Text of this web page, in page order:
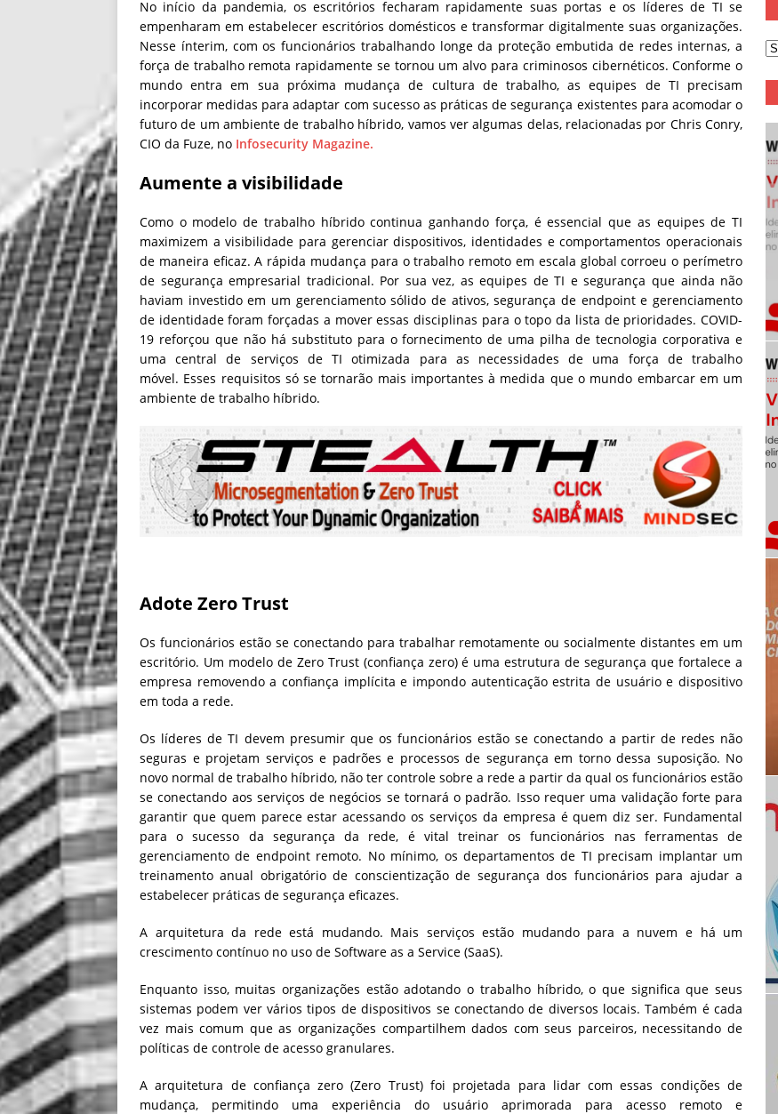
No início da pandemia, os escritórios fecharam rapidamente suas portas e os líderes de TI se
empenharam em estabelecer escritórios domésticos e transformar digitalmente suas organizações.
Nesse ínterim, com os funcionários trabalhando longe da proteção embutida de redes internas, a
força de trabalho remota rapidamente se tornou um alvo para criminosos cibernéticos. Conforme o
mundo entra em sua próxima mudança de cultura de trabalho, as equipes de TI precisam
incorporar medidas para adaptar com sucesso as práticas de segurança existentes para acomodar o
futuro de um ambiente de trabalho híbrido, vamos ver algumas delas, relacionadas por Chris Conry,
CIO da Fuze, no Infosecurity Magazine.
Aumente a visibilidade
Como o modelo de trabalho híbrido continua ganhando força, é essencial que as equipes de TI
maximizem a visibilidade para gerenciar dispositivos, identidades e comportamentos operacionais
de maneira eficaz. A rápida mudança para o trabalho remoto em escala global corroeu o perímetro
de segurança empresarial tradicional. Por sua vez, as equipes de TI e segurança que ainda não
haviam investido em um gerenciamento sólido de ativos, segurança de endpoint e gerenciamento
de identidade foram forçadas a mover essas disciplinas para o topo da lista de prioridades. COVID-
19 reforçou que não há substituto para o fornecimento de uma pilha de tecnologia corporativa e
uma central de serviços de TI otimizada para as necessidades de uma força de trabalho
móvel. Esses requisitos só se tornarão mais importantes à medida que o mundo embarcar em um
ambiente de trabalho híbrido.
Adote Zero Trust
Os funcionários estão se conectando para trabalhar remotamente ou socialmente distantes em um
escritório. Um modelo de Zero Trust (confiança zero) é uma estrutura de segurança que fortalece a
empresa removendo a confiança implícita e impondo autenticação estrita de usuário e dispositivo
em toda a rede.
Os líderes de TI devem presumir que os funcionários estão se conectando a partir de redes não
seguras e projetam serviços e padrões e processos de segurança em torno dessa suposição. No
novo normal de trabalho híbrido, não ter controle sobre a rede a partir da qual os funcionários estão
se conectando aos serviços de negócios se tornará o padrão. Isso requer uma validação forte para
garantir que quem parece estar acessando os serviços da empresa é quem diz ser. Fundamental
para o sucesso da segurança da rede, é vital treinar os funcionários nas ferramentas de
gerenciamento de endpoint remoto. No mínimo, os departamentos de TI precisam implantar um
treinamento anual obrigatório de conscientização de segurança dos funcionários para ajudar a
estabelecer práticas de segurança eficazes.
A arquitetura da rede está mudando. Mais serviços estão mudando para a nuvem e há um
crescimento contínuo no uso de Software as a Service (SaaS).
Enquanto isso, muitas organizações estão adotando o trabalho híbrido, o que significa que seus
sistemas podem ver vários tipos de dispositivos se conectando de diversos locais. Também é cada
vez mais comum que as organizações compartilhem dados com seus parceiros, necessitando de
políticas de controle de acesso granulares.
A arquitetura de confiança zero (Zero Trust) foi projetada para lidar com essas condições de
mudança, permitindo uma experiência do usuário aprimorada para acesso remoto e